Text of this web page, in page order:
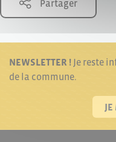
Partager
NEWSLETTER ! Je reste
de la commune.